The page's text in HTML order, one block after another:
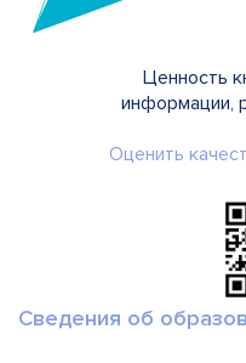
Ценность
информации,
Оценить
Сведения об